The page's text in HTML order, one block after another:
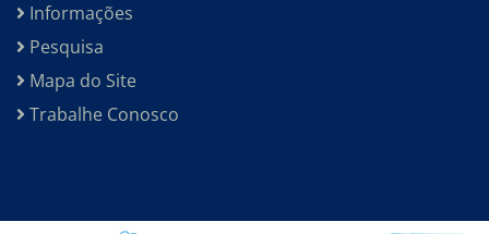
Informações
Pesquisa
Mapa do Site
Trabalhe Conosco